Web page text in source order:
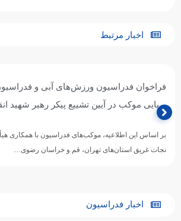
اخبار مرتبط
فراخوان فدراسیون ورزش‌های آبی و
برپایی موکب در آیین تشییع پیکر رهبر شهید
بر اساس این اطلاعیه، موکب‌های فدراسیون با همکاری
نجات غریق استان‌های تهران، قم و خراسان رضوی…
اخبار فدراسیون